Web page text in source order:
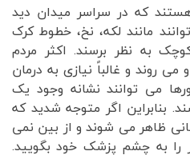
که در سراسر میدان دید
مانند لکه، نخ، خطوط کرک
به نظر برسند. اکثر مردم
روند و غالباً نیازی به درمان
می توانند نشانه وجود یک
بنابراین اگر متوجه شدید که
ظاهر می شوند و از بین نمی
را به چشم پزشک خود بگویید.